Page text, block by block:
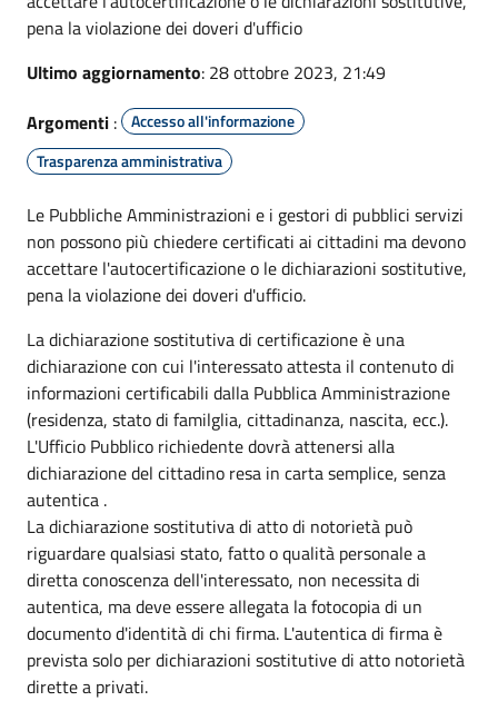
pena la violazione dei doveri d'ufficio
Ultimo aggiornamento: 28 ottobre 2023, 21:49
Argomenti :
Accesso all'informazione
Trasparenza amministrativa
Le Pubbliche Amministrazioni e i gestori di pubblici servizi
non possono più chiedere certificati ai cittadini ma devono
accettare l'autocertificazione o le dichiarazioni sostitutive,
pena la violazione dei doveri d'ufficio.
La dichiarazione sostitutiva di certificazione è una
dichiarazione con cui l'interessato attesta il contenuto di
informazioni certificabili dalla Pubblica Amministrazione
(residenza, stato di familglia, cittadinanza, nascita, ecc.).
L'Ufficio Pubblico richiedente dovrà attenersi alla
dichiarazione del cittadino resa in carta semplice, senza
autentica .
La dichiarazione sostitutiva di atto di notorietà può
riguardare qualsiasi stato, fatto o qualità personale a
diretta conoscenza dell'interessato, non necessita di
autentica, ma deve essere allegata la fotocopia di un
documento d'identità di chi firma. L'autentica di firma è
prevista solo per dichiarazioni sostitutive di atto notorietà
dirette a privati.